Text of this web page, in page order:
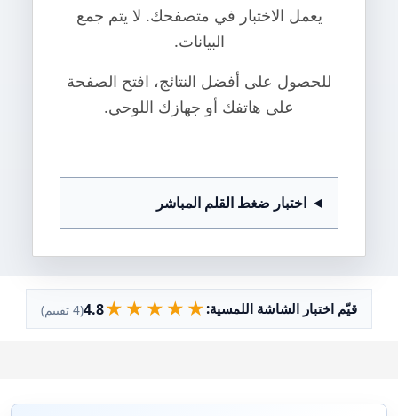
يعمل الاختبار في متصفحك. لا يتم جمع
البيانات.
للحصول على أفضل النتائج، افتح الصفحة
على هاتفك أو جهازك اللوحي.
اختبار ضغط القلم المباشر
قيّم اختبار الشاشة اللمسية:★
★
★
★
★
4.8(4 تقييم)